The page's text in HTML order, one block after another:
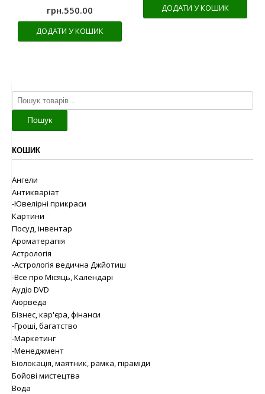
грн.550.00
ДОДАТИ У КОШИК
ДОДАТИ У КОШИК
Шукати:
Пошук
КОШИК
Ангели
Антикваріат
-Ювелірні прикраси
Картини
Посуд, інвентар
Ароматерапія
Астрологія
-Астрологія ведична Джйотиш
-Все про Місяць, Календарі
Аудіо DVD
Аюрведа
Бізнес, кар'єра, фінанси
-Гроші, багатство
-Маркетинг
-Менеджмент
Біолокація, маятник, рамка, піраміди
Бойові мистецтва
Вода